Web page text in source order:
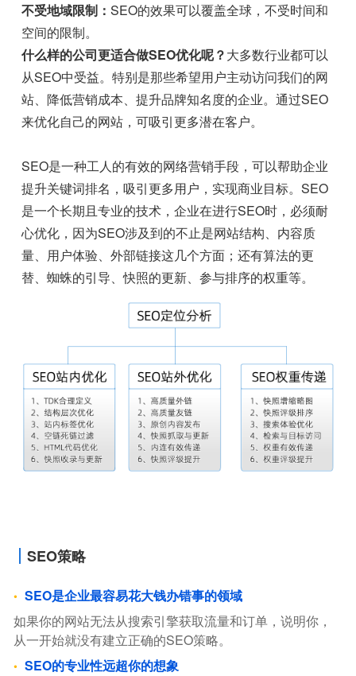
不受地域限制：SEO的效果可以覆盖全球，不受时间和
空间的限制。
什么样的公司更适合做SEO优化呢？大多数行业都可以
从SEO中受益。特别是那些希望用户主动访问我们的网
站、降低营销成本、提升品牌知名度的企业。通过SEO
来优化自己的网站，可吸引更多潜在客户。
SEO是一种工人的有效的网络营销手段，可以帮助企业
提升关键词排名，吸引更多用户，实现商业目标。SEO
是一个长期且专业的技术，企业在进行SEO时，必须耐
心优化，因为SEO涉及到的不止是网站结构、内容质
量、用户体验、外部链接这几个方面；还有算法的更
替、蜘蛛的引导、快照的更新、参与排序的权重等。
SEO策略
SEO是企业最容易花大钱办错事的领域
如果你的网站无法从搜索引擎获取流量和订单，说明你，
从一开始就没有建立正确的SEO策略。
SEO的专业性远超你的想象